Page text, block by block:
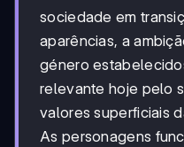
sociedade em
aparências, a
género
relevante hoje pelo
valores superficiais
As personagens